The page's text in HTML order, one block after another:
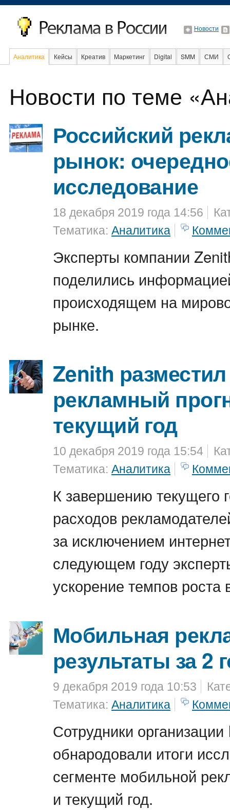
Новости
Аналитика Кейсы Креатив Маркетинг Digital SMM СМИ
Новости по теме
Российский
рынок:
исследование
18 декабря 2019 года 14:56
Тематика: Аналитика
Эксперты компании
поделились
происходящем на
рынке.
Zenith
рекламный
текущий год
10 декабря 2019 года 15:54
Тематика: Аналитика
К завершению текущего
расходов
за исключением
следующем году
ускорение темпов роста
Мобильная
результаты за 2
9 декабря 2019 года 10:53
Тематика: Аналитика
Сотрудники
обнародовали итоги
сегменте мобильной
и текущий год.